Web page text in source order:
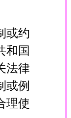
或约
和国
法律
或例
理使